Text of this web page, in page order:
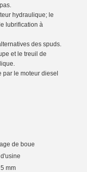
hydraulique; le
lubrification à
des spuds.
et le treuil de
le moteur diesel
de boue
mm